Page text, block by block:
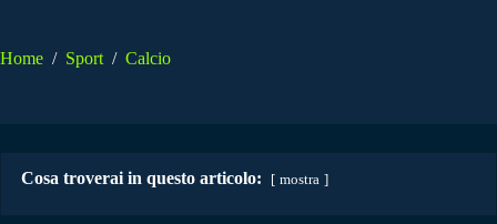
Home / Sport / Calcio
Cosa troverai in questo articolo: mostra